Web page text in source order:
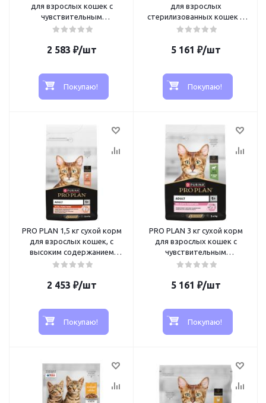
для взрослых кошек с
чувствительным
пищеварением или особыми
высоким содержанием
2 583 ₽/шт
Покупаю!
для взрослых
стерилизованных кошек и
кастрированных котов, с
лосося
5 161 ₽/шт
Покупаю!
PRO PLAN 1,5 кг сухой корм
для взрослых кошек, с
высоким содержанием
лосося
2 453 ₽/шт
Покупаю!
PRO PLAN 3 кг сухой корм
для взрослых кошек с
чувствительным
пищеварением или с
еде, с высоким содержанием
5 161 ₽/шт
Покупаю!